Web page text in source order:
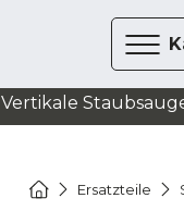
Vertikale
Ersatzteile